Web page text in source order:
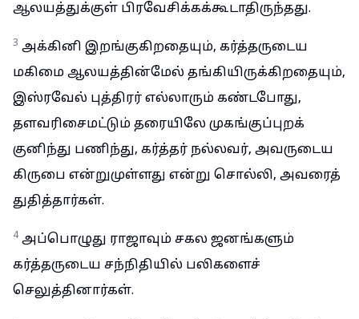
ஆலயத்துக்குள் பிரவேசிக்கக்கூடாதிருந்தது.
3 அக்கினி இறங்குகிறதையும், கர்த்தருடைய
மகிமை ஆலயத்தின்மேல் தங்கியிருக்கிறதையும்,
இஸ்ரவேல் புத்திரர் எல்லாரும் கண்டபோது,
தளவரிசைமட்டும் தரையிலே முகங்குப்புறக்
குனிந்து பணிந்து, கர்த்தர் நல்லவர், அவருடைய
கிருபை என்றுமுள்ளது என்று சொல்லி, அவரைத்
துதித்தார்கள்.
4 அப்பொழுது ராஜாவும் சகல ஜனங்களும்
கர்த்தருடைய சந்நிதியில் பலிகளைச்
செலுத்தினார்கள்.